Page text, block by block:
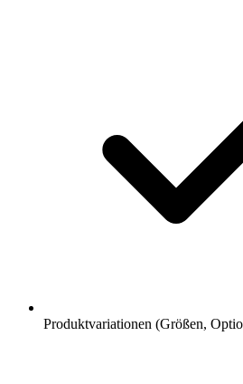
Produktvariationen (Größen,